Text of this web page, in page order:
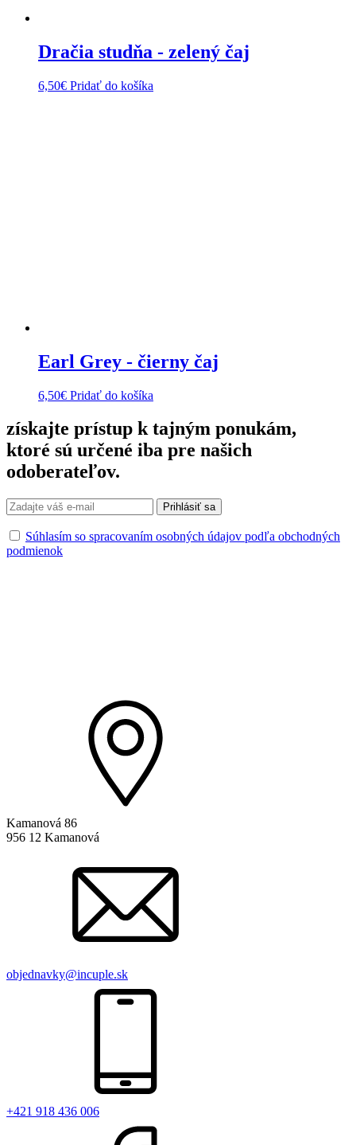
Dračia studňa - zelený čaj
6,50€ Pridať do košíka
Earl Grey - čierny čaj
6,50€ Pridať do košíka
získajte prístup ktajným ponukám,
ktoré sú určené iba pre našich
odoberateľov.
Súhlasím so spracovaním osobných údajov podľa obchodných
podmienok
Kamanová 86
956 12 Kamanová
objednavky@incuple.sk
+421 918 436 006